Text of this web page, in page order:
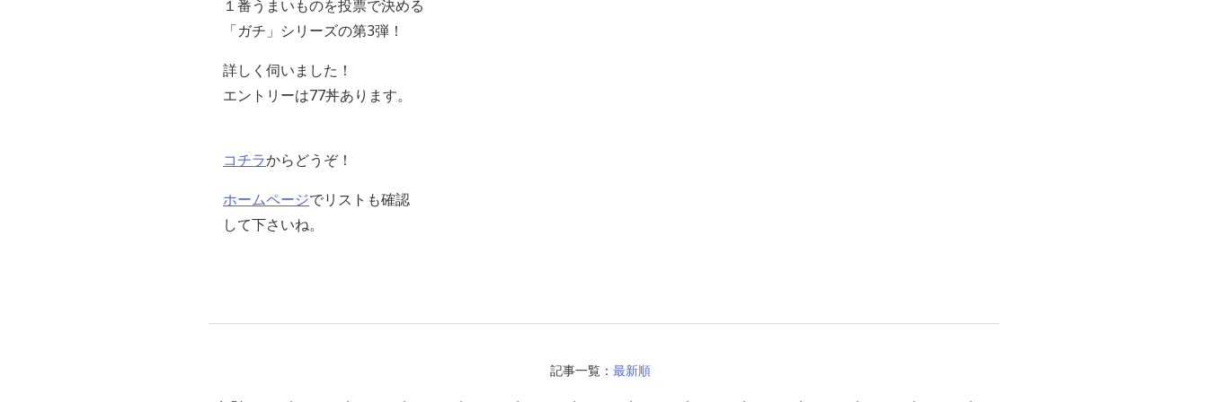
１番うまいものを投票で決める
「ガチ」シリーズの第3弾！
詳しく伺いました！
エントリーは77丼あります。
コチラからどうぞ！
ホームページでリストも確認
して下さいね。
記事一覧： 最新順